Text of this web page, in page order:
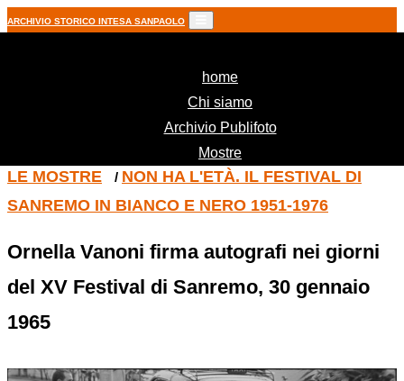
ARCHIVIO STORICO INTESA SANPAOLO
home(current)
Chi siamo
Archivio Publifoto
Mostre
LE MOSTRE / NON HA L'ETÀ. IL FESTIVAL DI
SANREMO IN BIANCO E NERO 1951-1976
Ornella Vanoni firma autografi nei giorni
del XV Festival di Sanremo, 30 gennaio
1965